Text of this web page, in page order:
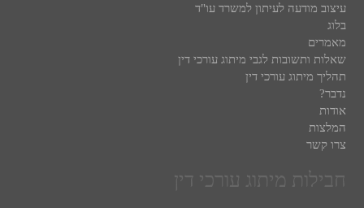
עיצוב מודעה לעיתון למשרד עו"ד
בלוג
מאמרים
שאלות ותשובות לגבי מיתוג עורכי דין
תהליך מיתוג עורכי דין
נדבר?
אודות
המלצות
צרו קשר
חבילות מיתוג עורכי דין